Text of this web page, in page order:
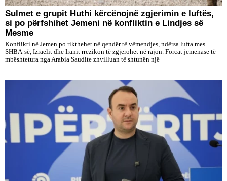
Sulmet e grupit Huthi kërcënojnë zgjerimin e luftës,
si po përfshihet Jemeni në konfliktin e Lindjes së
Mesme
Konflikti në Jemen po rikthehet në qendër të vëmendjes, ndërsa lufta mes
SHBA-së, Izraelit dhe Iranit rrezikon të zgjerohet në rajon. Forcat jemenase të
mbështetura nga Arabia Saudite zhvilluan të shtunën një